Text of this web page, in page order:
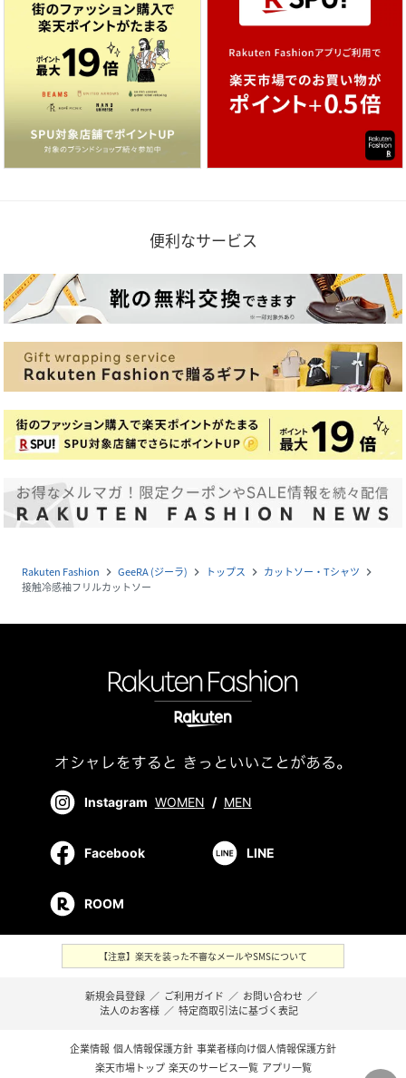
便利なサービス
Rakuten Fashion navigate_next GeeRA (ジーラ) navigate_next トップス navigate_next カットソー・Tシャツ navigate_next
接触冷感袖フリルカットソー
Instagram WOMEN / MEN
Facebook LINE
ROOM
【注意】楽天を装った不審なメールやSMSについて
新規会員登録 ／ ご利用ガイド ／ お問い合わせ ／
法人のお客様 ／ 特定商取引法に基づく表記
企業情報 個人情報保護方針 事業者様向け個人情報保護方針
楽天市場トップ 楽天のサービス一覧 アプリ一覧